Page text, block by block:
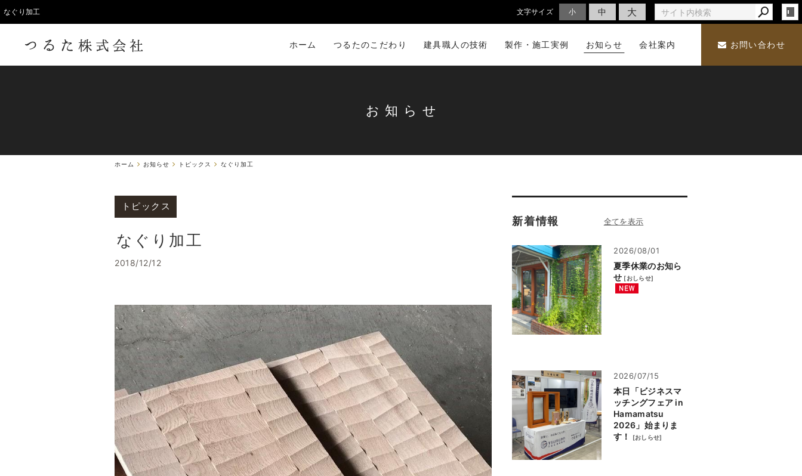
なぐり加工 文字サイズ 小 中 大
ホーム つるたのこだわり 建具職人の技術 製作・施工実例 お知らせ 会社案内 お問い合わせ
お知らせ
ホーム お知らせ トピックス なぐり加工
トピックス
なぐり加工
2018/12/12
新着情報
2026/08/01
夏季休業のお知ら
せ [おしらせ]
2026/07/15
本日「ビジネスマ
ッチングフェア in
Hamamatsu
2026」始まりま
す！
[おしらせ]